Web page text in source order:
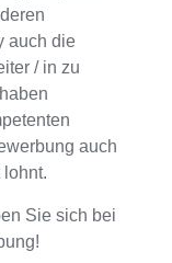
auch die
/ in zu
auch
Sie sich bei